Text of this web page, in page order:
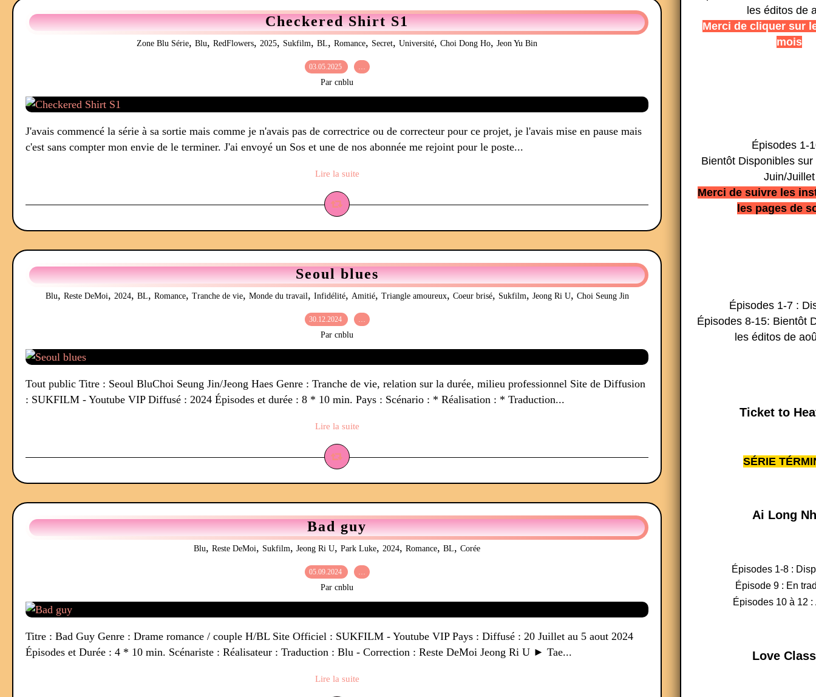
Checkered Shirt S1
Zone Blu Série, Blu, RedFlowers, 2025, Sukfilm, BL, Romance, Secret, Université, Choi Dong Ho, Jeon Yu Bin
03.05.2025 …
Par cnblu
J'avais commencé la série à sa sortie mais comme je n'avais pas de correctrice ou de correcteur pour ce projet, je l'avais mise en pause mais
c'est sans compter mon envie de le terminer. J'ai envoyé un Sos et une de nos abonnée me rejoint pour le poste...
Lire la suite
Seoul blues
Blu, Reste DeMoi, 2024, BL, Romance, Tranche de vie, Monde du travail, Infidélité, Amitié, Triangle amoureux, Coeur brisé, Sukfilm, Jeong Ri U, Choi Seung Jin
30.12.2024 …
Par cnblu
Tout public Titre : Seoul BluChoi Seung Jin/Jeong Haes Genre : Tranche de vie, relation sur la durée, milieu professionnel Site de Diffusion
: SUKFILM - Youtube VIP Diffusé : 2024 Épisodes et durée : 8 * 10 min. Pays : Scénario : * Réalisation : * Traduction...
Lire la suite
Bad guy
Blu, Reste DeMoi, Sukfilm, Jeong Ri U, Park Luke, 2024, Romance, BL, Corée
05.09.2024 …
Par cnblu
Titre : Bad Guy Genre : Drame romance / couple H/BL Site Officiel : SUKFILM - Youtube VIP Pays : Diffusé : 20 Juillet au 5 aout 2024
Épisodes et Durée : 4 * 10 min. Scénariste : Réalisateur : Traduction : Blu - Correction : Reste DeMoi Jeong Ri U ► Tae...
Lire la suite
les éditos de
Merci de cliquer sur
mois
Épisodes 1-
Bientôt Disponibles
Juin/Juillet
Merci de suivre les
les pages de
Épisodes 1-7 :
Épisodes 8-15: Bientôt
les éditos de
Ticket to
SÉRIE
Ai Long
Épisodes 1-8 :
Épisode 9 : En
Épisodes 10 à 12 :
Love